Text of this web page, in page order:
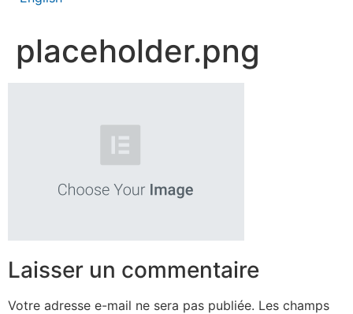
placeholder.png
Laisser un commentaire
Votre adresse e-mail ne sera pas publiée. Les champs